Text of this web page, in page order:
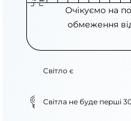
Очікуємо на
обмеження
Світло є
Світла не буде перші